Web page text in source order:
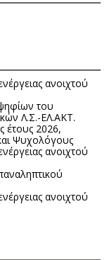
ανοιχτού
του
Λ.Σ.-ΕΛ.ΑΚΤ.
έτους 2026,
Ψυχολόγους
ανοιχτού
ανοιχτού